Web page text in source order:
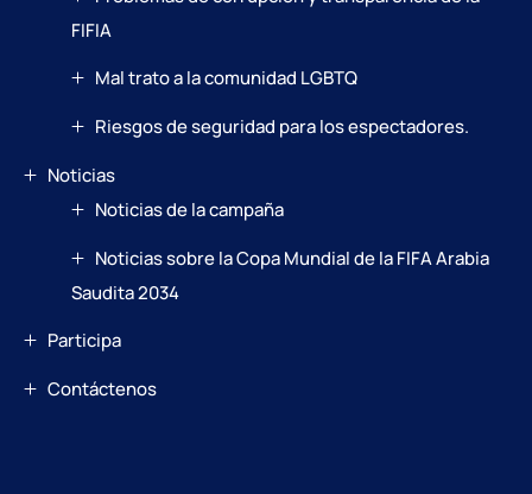
FIFIA
Mal trato a la comunidad LGBTQ
Riesgos de seguridad para los espectadores.
Noticias
Noticias de la campaña
Noticias sobre la Copa Mundial de la FIFA Arabia
Saudita 2034
Participa
Contáctenos